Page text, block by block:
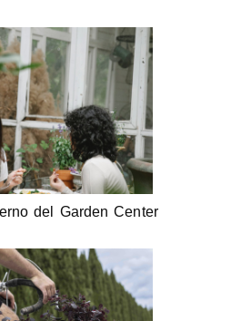
del Garden Center